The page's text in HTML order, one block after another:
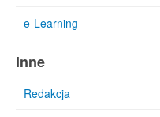
e-Learning
Inne
Redakcja